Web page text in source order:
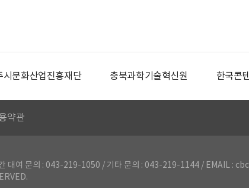
시문화산업진흥재단 충북과학기술혁신원 한국콘
약관
간 대여 문의 : 043-219-1050 / 기타 문의 : 043-219-1144 / EMAIL :